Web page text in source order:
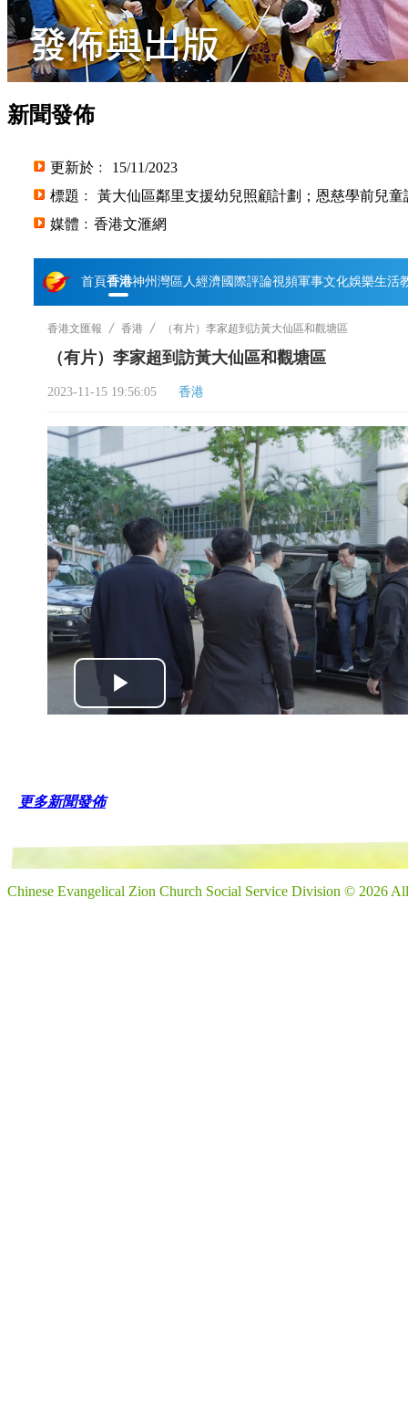
新聞發佈
更新於﹕ 15/11/2023
標題﹕ 黃大仙區鄰里支援幼兒照顧計劃；恩慈學前兒童
媒體﹕香港文滙網
更多新聞發佈
Chinese Evangelical Zion Church Social Service Division © 2026